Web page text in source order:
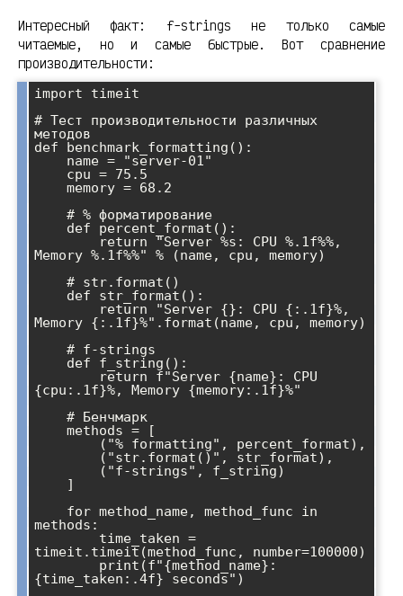
Интересный факт: f-strings не только самые
читаемые, но и самые быстрые. Вот сравнение
производительности:
import timeit
# Тест производительности различных
методов
def benchmark_formatting():
Memory %.1f%%" % (name, cpu, memory)
Memory {:.1f}%".format(name, cpu, memory)
{cpu:.1f}%, Memory {memory:.1f}%"
methods:
timeit.timeit(method_func, number=100000)
{time_taken:.4f} seconds")